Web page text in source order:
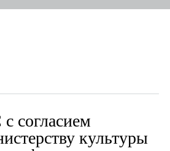
согласием
культуры